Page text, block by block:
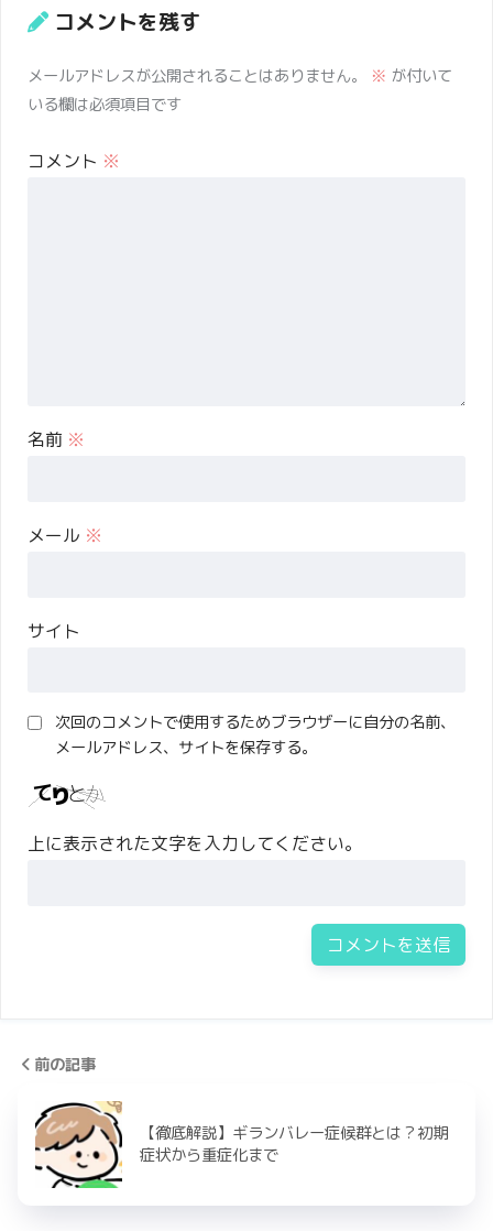
コメントを残す
メールアドレスが公開されることはありません。 ※ が付いて
いる欄は必須項目です
コメント ※
名前 ※
メール ※
サイト
次回のコメントで使用するためブラウザーに自分の名前、
メールアドレス、サイトを保存する。
上に表示された文字を入力してください。
前の記事
【徹底解説】ギランバレー症候群とは？初期
症状から重症化まで